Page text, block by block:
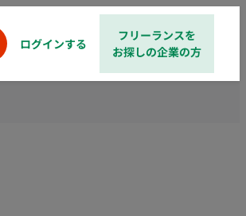
ログインする
フリーランスを
お探しの企業の方